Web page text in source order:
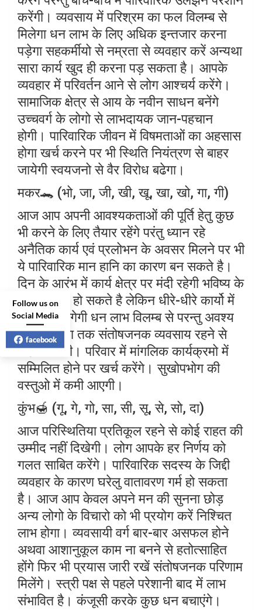
करेंगी। व्यवसाय में परिश्रम का फल विलम्ब से
मिलेगा धन लाभ के लिए अधिक इन्तजार करना
पड़ेगा सहकर्मीयो से नम्रता से व्यवहार करें अन्यथा
सारा कार्य खुद ही करना पड़ सकता है। आपके
व्यवहार में परिवर्तन आने से लोग आश्चर्य करेंगे।
सामाजिक क्षेत्र से आय के नवीन साधन बनेंगे
उच्चवर्ग के लोगो से लाभदायक जान-पहचान
होगी। पारिवारिक जीवन में विषमताओं का अहसास
होगा खर्च करने पर भी स्थिति नियंत्रण से बाहर
जायेगी स्वयजनो से वैर विरोध बढेगा।
मकर🐊 (भो, जा, जी, खी, खू, खा, खो, गा, गी)
आज आप अपनी आवश्यकताओं की पूर्ति हेतु कुछ
भी करने के लिए तैयार रहेंगे परंतु ध्यान रहे
अनैतिक कार्य एवं प्रलोभन के अवसर मिलने पर भी
ये पारिवारिक मान हानि का कारण बन सकते है।
दिन के आरंभ में कार्य क्षेत्र पर मंदी रहेगी भविष्य के
लिये चिंतित हो सकते है लेकिन धीरे-धीरे कार्यो में
गति आने लगेगी धन लाभ विलम्ब से परन्तु अवश्य
होगा। संध्या तक संतोषजनक व्यवसाय रहने से
राहत मिलेगी। परिवार में मांगलिक कार्यक्रमो में
सम्मिलित होने पर खर्च करेंगे। सुखोपभोग की
वस्तुओ में कमी आएगी।
कुंभ🍯 (गू, गे, गो, सा, सी, सू, से, सो, दा)
आज परिस्थितिया प्रतिकूल रहने से कोई राहत की
उम्मीद नहीं दिखेगी। लोग आपके हर निर्णय को
गलत साबित करेंगे। पारिवारिक सदस्य के जिद्दी
व्यवहार के कारण घरेलु वातावरण गर्म हो सकता
है। आज आप केवल अपने मन की सुनना छोड़
अन्य लोगो के विचारो को भी प्रयोग करें निश्चित
लाभ होगा। व्यवसायी वर्ग बार-बार असफल होने
अथवा आशानुकूल काम ना बनने से हतोत्साहित
होंगे फिर भी प्रयास जारी रखें संतोषजनक परिणाम
मिलेंगे। स्त्री पक्ष से पहले परेशानी बाद में लाभ
संभावित है। कंजूसी करके कुछ धन बचाएंगे।
Follow us on
Social Media
facebook